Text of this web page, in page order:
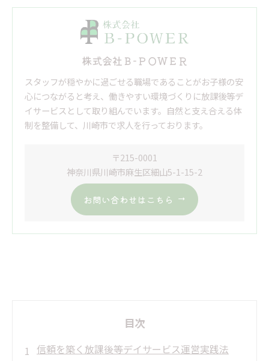
株式会社Ｂ-ＰＯＷＥＲ
スタッフが穏やかに過ごせる職場であることがお子様の安
心につながると考え、働きやすい環境づくりに放課後等デ
イサービスとして取り組んでいます。自然と支え合える体
制を整備して、川崎市で求人を行っております。
〒215-0001
神奈川県川崎市麻生区細山5-1-15-2
お問い合わせはこちら
目次
信頼を築く放課後等デイサービス運営実践法